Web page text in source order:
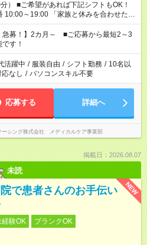
もOK！
家族と休みを合わせた
飯の準備がしたい」 「できれば残業はし
えてくださいね。 ※Wワーク希望
で希望する勤務時間と、もう1つのお仕事
40時間を超える場合は応募できません。
急募！】2カ月～ ■ご応募から最短2～3
す！
活躍中 / 服装自由 / シフト勤務 / 10名以
なし / パソコンスキル不要
応募する 詳細へ
ーシング株式会社 メディカルケア事業部
掲載日：2026.08.07
未読
NEW
で患者さんのお手伝い
験OK
ブランクOK